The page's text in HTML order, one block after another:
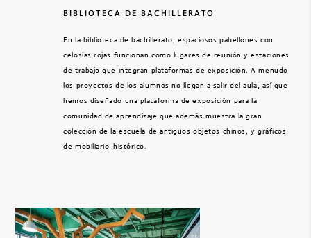
BIBLIOTECA DE BACHILLERATO
En la biblioteca de bachillerato, espaciosos pabellones con
celosías rojas funcionan como lugares de reunión y estaciones
de trabajo que integran plataformas de exposición. A menudo
los proyectos de los alumnos no llegan a salir del aula, así que
hemos diseñado una plataforma de exposición para la
comunidad de aprendizaje que además muestra la gran
colección de la escuela de antiguos objetos chinos, y gráficos
de mobiliario-histórico.